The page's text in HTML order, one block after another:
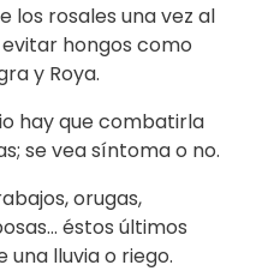
los rosales una vez al
hongos como
y Roya.
hay que combatirla
se vea síntoma o no.
orugas,
éstos últimos
una lluvia o riego.